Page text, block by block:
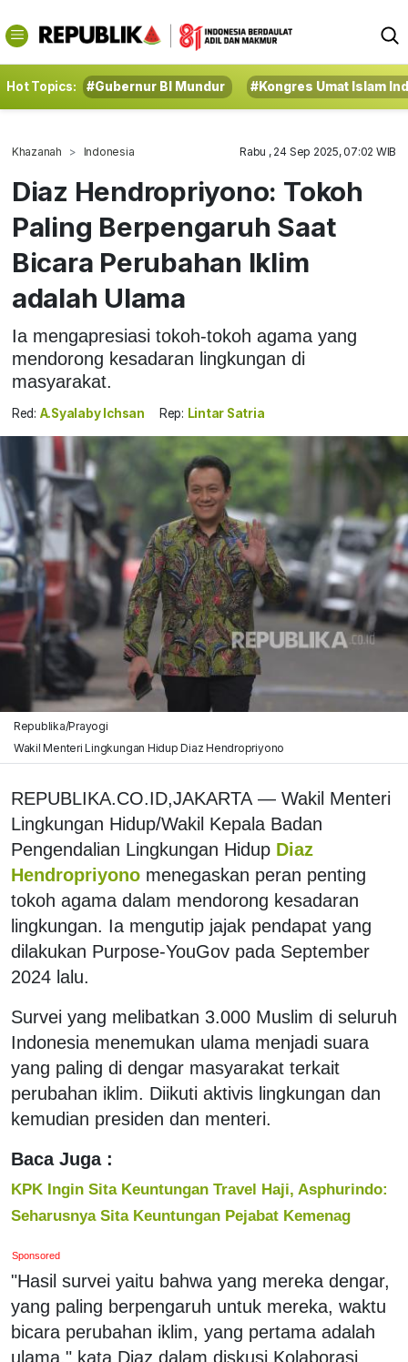
Hot Topics: #Gubernur BI Mundur #Kongres Umat Islam
Khazanah Indonesia Rabu , 24 Sep 2025, 07:02 WIB
Diaz Hendropriyono: Tokoh
Paling Berpengaruh Saat
Bicara Perubahan Iklim
adalah Ulama
Ia mengapresiasi tokoh-tokoh agama yang
mendorong kesadaran lingkungan di
masyarakat.
Red: A.Syalaby Ichsan Rep: Lintar Satria
Republika/Prayogi
Wakil Menteri Lingkungan Hidup Diaz Hendropriyono
REPUBLIKA.CO.ID,JAKARTA — Wakil Menteri
Lingkungan Hidup/Wakil Kepala Badan
Pengendalian Lingkungan Hidup Diaz
Hendropriyono menegaskan peran penting
tokoh agama dalam mendorong kesadaran
lingkungan. Ia mengutip jajak pendapat yang
dilakukan Purpose-YouGov pada September
2024 lalu.
Survei yang melibatkan 3.000 Muslim di seluruh
Indonesia menemukan ulama menjadi suara
yang paling di dengar masyarakat terkait
perubahan iklim. Diikuti aktivis lingkungan dan
kemudian presiden dan menteri.
Baca Juga :
KPK Ingin Sita Keuntungan Travel Haji, Asphurindo:
Seharusnya Sita Keuntungan Pejabat Kemenag
Sponsored
"Hasil survei yaitu bahwa yang mereka dengar,
yang paling berpengaruh untuk mereka, waktu
bicara perubahan iklim, yang pertama adalah
ulama," kata Diaz dalam diskusi Kolaborasi